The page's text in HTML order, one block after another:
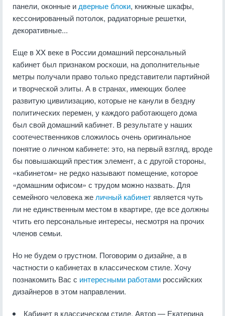
панели, оконные и дверные блоки, книжные шкафы,
кессонированный потолок, радиаторные решетки,
декоративные...
Еще в XX веке в России домашний персональный
кабинет был признаком роскоши, на дополнительные
метры получали право только представители партийной
и творческой элиты. А в странах, имеющих более
развитую цивилизацию, которые не канули в бездну
политических перемен, у каждого работающего дома
был свой домашний кабинет. В результате у наших
соотечественников сложилось очень оригинальное
понятие о личном кабинете: это, на первый взгляд, вроде
бы повышающий престиж элемент, а с другой стороны,
«кабинетом» не редко называют помещение, которое
«домашним офисом» с трудом можно назвать. Для
семейного человека же личный кабинетявляется чуть
ли не единственным местом в квартире, где все должны
чтить его персональные интересы, несмотря на прочих
членов семьи.
Но не будем о грустном. Поговорим о дизайне, а в
частности о кабинетах в классическом стиле. Хочу
познакомить Вас с интересными работами российских
дизайнеров в этом направлении.
Кабинет в классическом стиле. Автор — Екатерина